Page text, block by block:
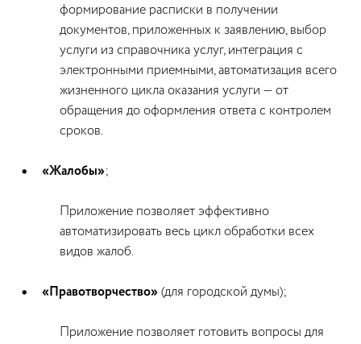
формирование расписки в получении
документов, приложенных к заявлению, выбор
услуги из справочника услуг, интеграция с
электронными приемными, автоматизация всего
жизненного цикла оказания услуги — от
обращения до оформления ответа с контролем
сроков.
«Жалобы»;
Приложение позволяет эффективно
автоматизировать весь цикл обработки всех
видов жалоб.
«Правотворчество» (для городской думы);
Приложение позволяет готовить вопросы для